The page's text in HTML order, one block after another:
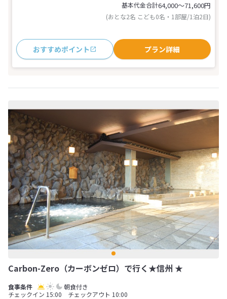
基本代金合計64,000〜71,600円
(おとな2名 こども0名・1部屋/1泊2日)
おすすめポイント プラン詳細
Carbon-Zero（カーボンゼロ）で行く★信州 ★
朝食付き
チェックイン 15:00 チェックアウト 10:00